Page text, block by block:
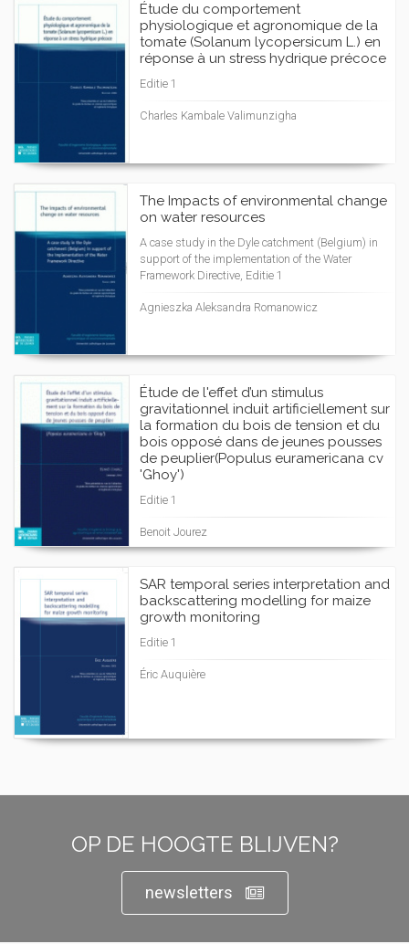
Étude du comportement
physiologique et agronomique de la
tomate (Solanum lycopersicum L.) en
réponse à un stress hydrique précoce
Editie 1
Charles Kambale Valimunzigha
The Impacts of environmental change
on water resources
A case study in the Dyle catchment (Belgium) in
support of the implementation of the Water
Framework Directive, Editie 1
Agnieszka Aleksandra Romanowicz
Étude de l'effet d’un stimulus
gravitationnel induit artificiellement sur
la formation du bois de tension et du
bois opposé dans de jeunes pousses
de peuplier(Populus euramericana cv
'Ghoy')
Editie 1
Benoit Jourez
SAR temporal series interpretation and
backscattering modelling for maize
growth monitoring
Editie 1
Éric Auquière
OP DE HOOGTE BLIJVEN?
newsletters